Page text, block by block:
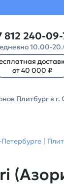
812 240-
10.00-
от 40 000 ₽
Плитбург в г.
|